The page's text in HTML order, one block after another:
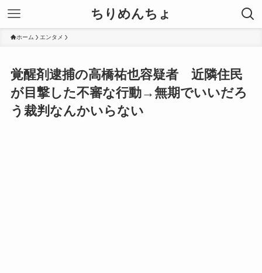
ちりめんちょ
ホーム エンタメ
覚醒剤逮捕の高橋祐也容疑者 近隣住民
が目撃した不審な行動→無期でいいだろ
う裁判なんかいらない